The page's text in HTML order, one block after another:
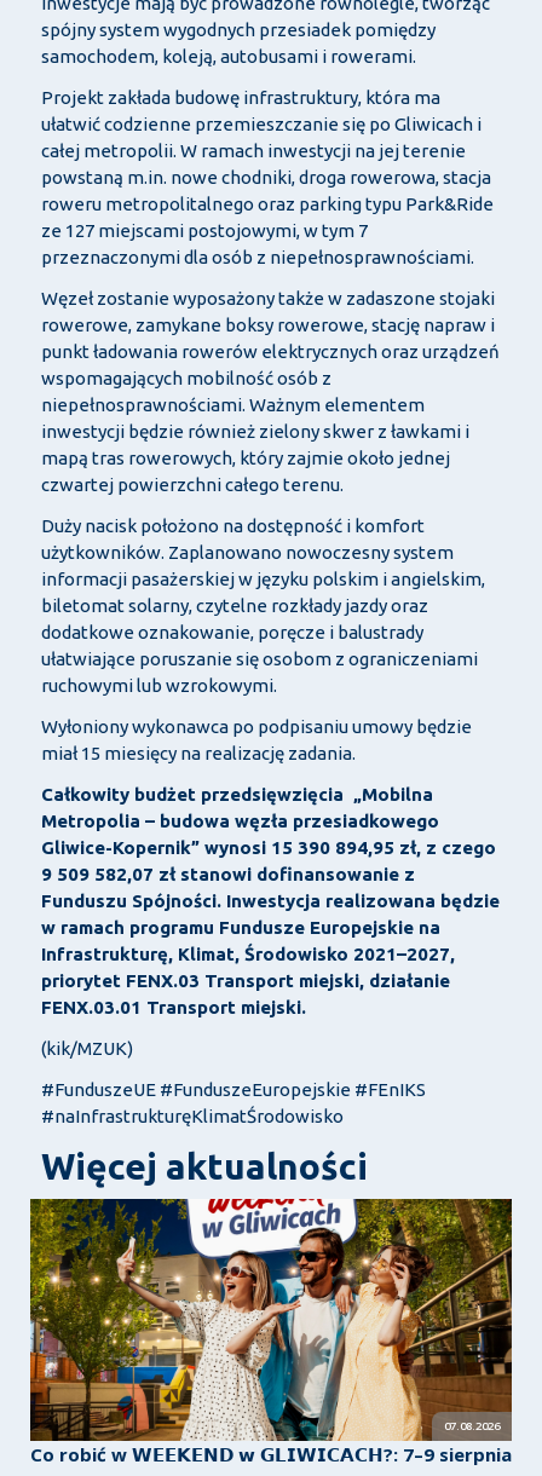
spójny system wygodnych przesiadek pomiędzy
samochodem, koleją, autobusami i rowerami.
Projekt zakłada budowę infrastruktury, która ma
ułatwić codzienne przemieszczanie się po Gliwicach i
całej metropolii. W ramach inwestycji na jej terenie
powstaną m.in. nowe chodniki, droga rowerowa, stacja
roweru metropolitalnego oraz parking typu Park&Ride
ze 127 miejscami postojowymi, w tym 7
przeznaczonymi dla osób z niepełnosprawnościami.
Węzeł zostanie wyposażony także w zadaszone stojaki
rowerowe, zamykane boksy rowerowe, stację napraw i
punkt ładowania rowerów elektrycznych oraz urządzeń
wspomagających mobilność osób z
niepełnosprawnościami. Ważnym elementem
inwestycji będzie również zielony skwer z ławkami i
mapą tras rowerowych, który zajmie około jednej
czwartej powierzchni całego terenu.
Duży nacisk położono na dostępność i komfort
użytkowników. Zaplanowano nowoczesny system
informacji pasażerskiej w języku polskim i angielskim,
biletomat solarny, czytelne rozkłady jazdy oraz
dodatkowe oznakowanie, poręcze i balustrady
ułatwiające poruszanie się osobom z ograniczeniami
ruchowymi lub wzrokowymi.
Wyłoniony wykonawca po podpisaniu umowy będzie
miał 15 miesięcy na realizację zadania.
Całkowity budżet przedsięwzięcia „Mobilna
Metropolia – budowa węzła przesiadkowego
Gliwice-Kopernik” wynosi 15 390 894,95 zł, z czego
9 509 582,07 zł stanowi dofinansowanie z
Funduszu Spójności. Inwestycja realizowana będzie
w ramach programu Fundusze Europejskie na
Infrastrukturę, Klimat, Środowisko 2021–2027,
priorytet FENX.03 Transport miejski, działanie
FENX.03.01 Transport miejski.
(kik/MZUK)
#FunduszeUE #FunduszeEuropejskie #FEnIKS
#naInfrastrukturęKlimatŚrodowisko
Więcej aktualności
07.08.2026
Co robić w 𝗪𝗘𝗘𝗞𝗘𝗡𝗗 𝘄 𝗚𝗟𝗜𝗪𝗜𝗖𝗔𝗖𝗛?: 7–9 sierpnia